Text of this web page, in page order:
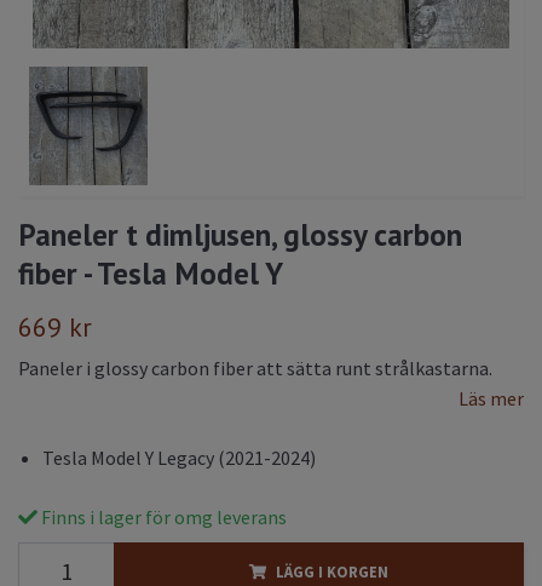
Paneler t dimljusen, glossy carbon
fiber - Tesla Model Y
669 kr
Paneler i glossy carbon fiber att sätta runt strålkastarna.
Läs mer
Tesla Model Y Legacy (2021-2024)
Finns i lager för omg leverans
LÄGG I KORGEN